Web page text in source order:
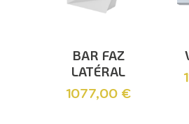
Ajouter Au
Panier
BAR FAZ
LATÉRAL
1077,00 €